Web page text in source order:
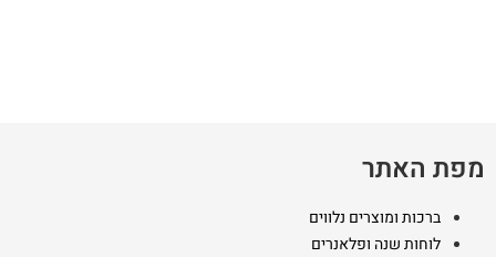
מפת האתר
ברכות ומוצרים נלווים
לוחות שנה ופלאנרים